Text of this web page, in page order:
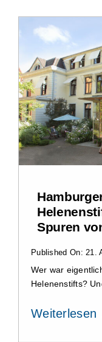
Spuren
Published On: 21.
Wer war
Helenenstifts?